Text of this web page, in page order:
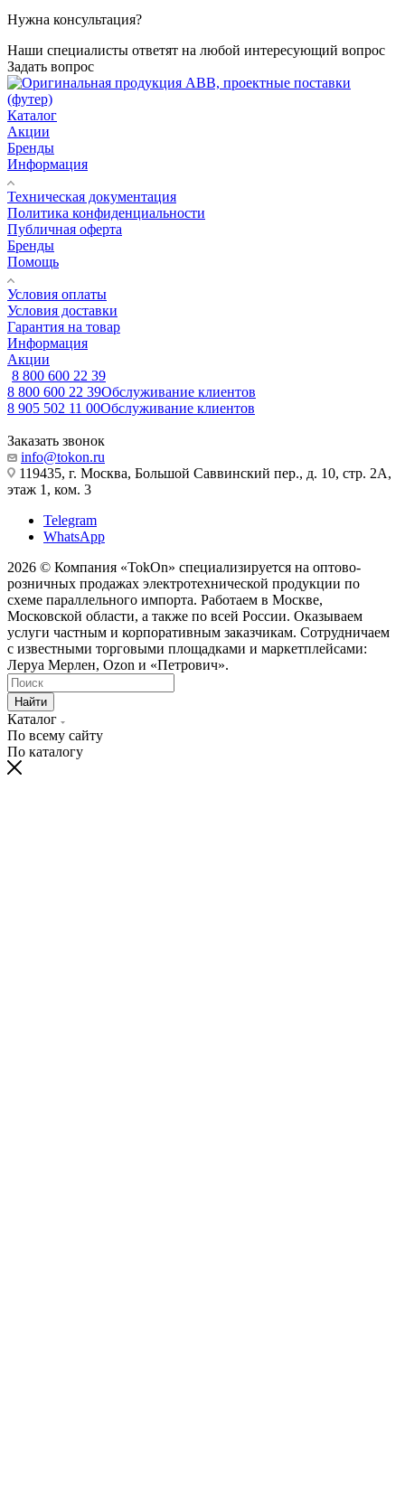
Нужна консультация?
Наши специалисты ответят на любой интересующий вопрос
Задать вопрос
Каталог
Акции
Бренды
Информация
Техническая документация
Политика конфиденциальности
Публичная оферта
Бренды
Помощь
Условия оплаты
Условия доставки
Гарантия на товар
Информация
Акции
8 800 600 22 39
8 800 600 22 39Обслуживание клиентов
8 905 502 11 00Обслуживание клиентов
Заказать звонок
info@tokon.ru
119435, г. Москва, Большой Саввинский пер., д. 10, стр. 2А,
этаж 1, ком. 3
Telegram
WhatsApp
2026 © Компания «TokOn» специализируется на оптово-
розничных продажах электротехнической продукции по
схеме параллельного импорта. Работаем в Москве,
Московской области, а также по всей России. Оказываем
услуги частным и корпоративным заказчикам. Сотрудничаем
с известными торговыми площадками и маркетплейсами:
Леруа Мерлен, Ozon и «Петрович».
Найти
Каталог
По всему сайту
По каталогу